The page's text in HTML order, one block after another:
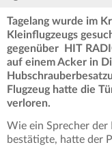
Tagelang wurde im
Kleinflugzeugs
gegenüber HIT
auf einem Acker in
Flugzeug hatte die
verloren.
Wie ein Sprecher der
bestätigte, hatte der